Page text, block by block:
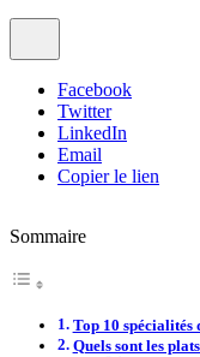
Facebook
Twitter
LinkedIn
Email
Copier le lien
Sommaire
Top 10 spécialités
Quels sont les